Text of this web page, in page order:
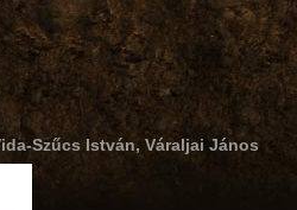
Szűcs István, Váraljai János